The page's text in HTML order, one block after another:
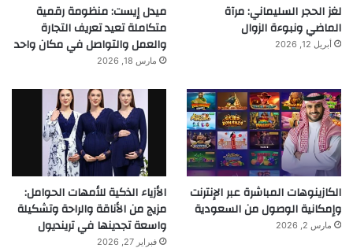
لغز الحجر السليماني: مرآة
الماضي ونبوءة الزوال
أبريل 12, 2026
ميدل إيست: منظومة رقمية
متكاملة تعيد تعريف التجارة
والعمل والتواصل في مكان واحد
مارس 18, 2026
الكازينوهات المباشرة عبر الإنترنت
وإمكانية الوصول من السعودية
مارس 2, 2026
الأزياء الذكية للأمهات الحوامل:
مزيج من الأناقة والراحة وتشكيلة
واسعة تجدينها في ترينديول
فبراير 27, 2026